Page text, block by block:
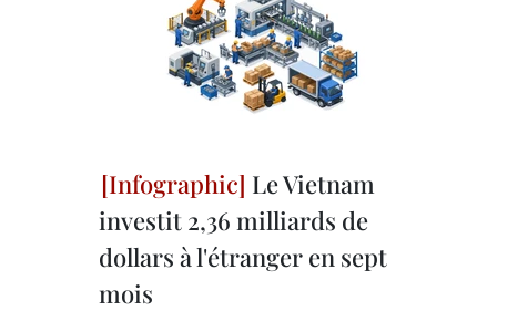
Le Vietnam
investit 2,36 milliards de
dollars à l'étranger en sept
mois